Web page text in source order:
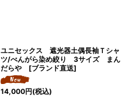
ユニセックス 遮光器土偶長袖Ｔシャ
ツ/べんがら染め絞り 3サイズ まん
だらや [ブランド直送]
14,000円(税込)